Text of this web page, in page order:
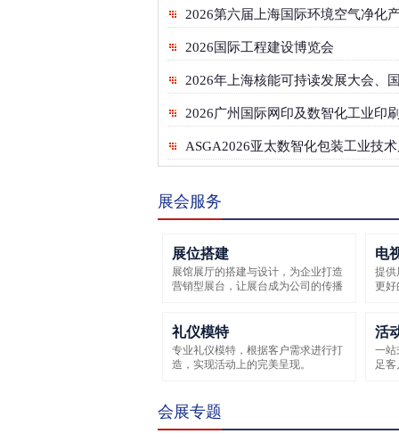
2026第六届上海国际环境空气净化
2026国际工程建设博览会
2026广州国际网印及数智化工业印
ASGA2026亚太数智化包装工业技
展会服务
展位搭建
展馆展厅的搭建与设计，为企业打造
营销型展台，让展台成为公司的传播
电
提供
更好
礼仪模特
专业礼仪模特，根据客户需求进行打
造，实现活动上的完美呈现。
活
一站
足
会展专题